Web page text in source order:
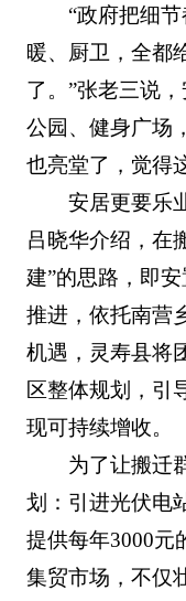
“政府把细
暖、厨卫，全都
了。”张老三说
公园、健身广场
也亮堂了，觉得
安居更要乐
吕晓华介绍，在
建”的思路，即
推进，依托南营
机遇，灵寿县将
区整体规划，引
现可持续增收。
为了让搬迁
划：引进光伏电
提供每年3000元
集贸市场，不仅